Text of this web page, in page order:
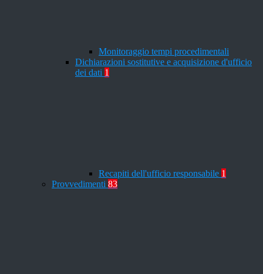
Monitoraggio tempi procedimentali
Dichiarazioni sostitutive e acquisizione d'ufficio
dei dati 1
Recapiti dell'ufficio responsabile 1
Provvedimenti 83